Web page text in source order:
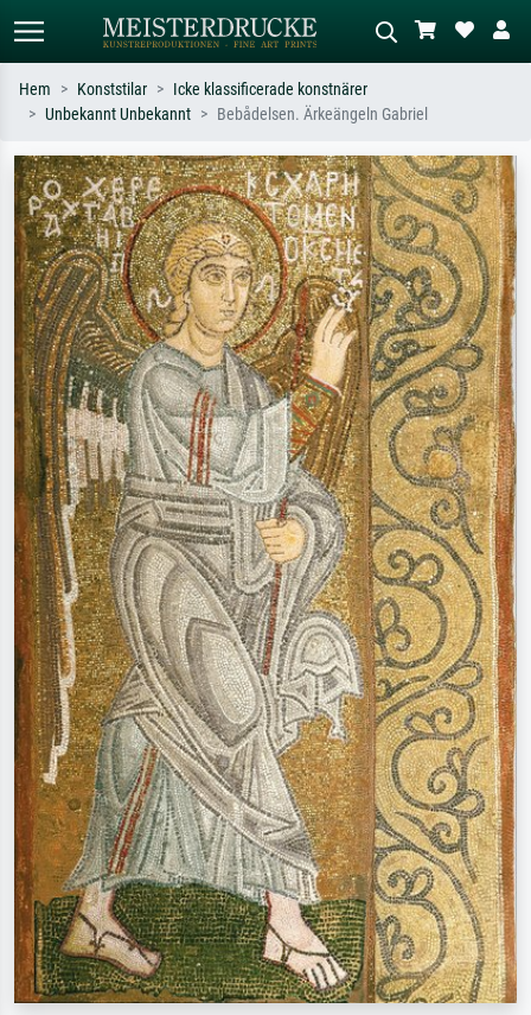
Sök efter konstnär, titel eller stil –
t.ex. Monet, Stjärnenatt,
impressionism, Hokusai-våg, naken.
Beskriv scenen – t.ex. grön äng,
abstrakt med mycket rött, mörk
oljemålning, stående naken bredvid ett
träd.
Hem Konststilar
Icke klassificerade konstnärer
Unbekannt Unbekannt
Bebådelsen. Ärkeängeln Gabriel